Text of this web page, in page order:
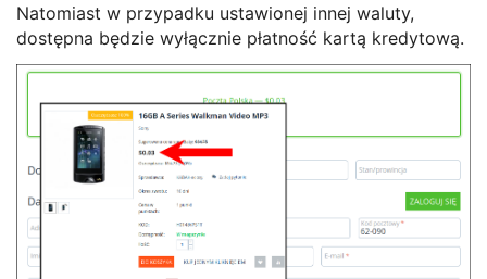
Natomiast w przypadku ustawionej innej waluty,
dostępna będzie wyłącznie płatność kartą kredytową.